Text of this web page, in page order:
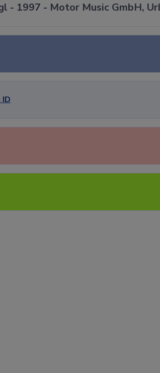
- 1997 - Motor Music GmbH,